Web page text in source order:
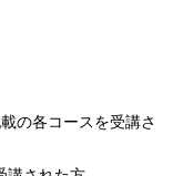
の各コースを受講さ